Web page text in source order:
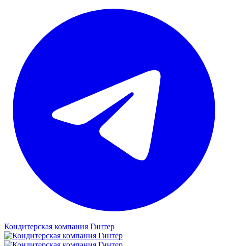
Кондитерская компания Гинтер